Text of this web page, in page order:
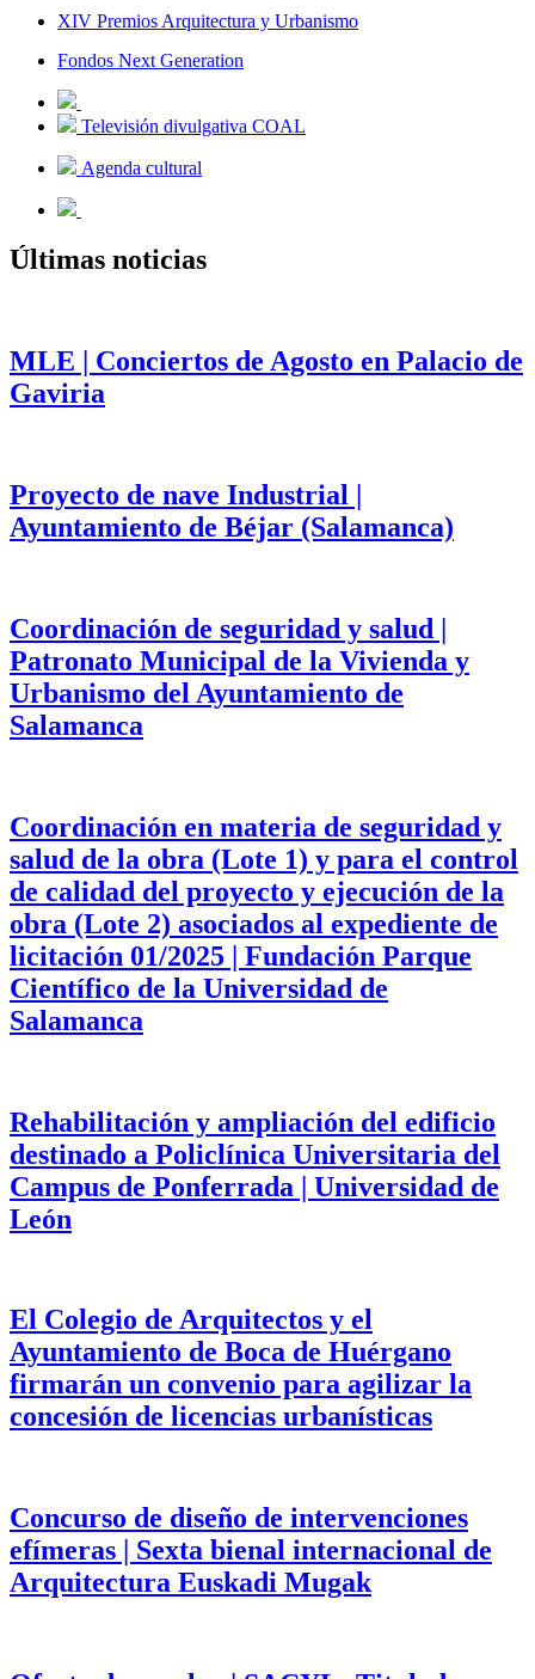
XIV Premios Arquitectura y Urbanismo
Fondos Next Generation
Televisión divulgativa COAL
Agenda cultural
Últimas noticias
MLE | Conciertos de Agosto en Palacio de
Gaviria
Proyecto de nave Industrial |
Ayuntamiento de Béjar (Salamanca)
Coordinación de seguridad y salud |
Patronato Municipal de la Vivienda y
Urbanismo del Ayuntamiento de
Salamanca
Coordinación en materia de seguridad y
salud de la obra (Lote 1) y para el control
de calidad del proyecto y ejecución de la
obra (Lote 2) asociados al expediente de
licitación 01/2025 | Fundación Parque
Científico de la Universidad de
Salamanca
Rehabilitación y ampliación del edificio
destinado a Policlínica Universitaria del
Campus de Ponferrada | Universidad de
León
El Colegio de Arquitectos y el
Ayuntamiento de Boca de Huérgano
firmarán un convenio para agilizar la
concesión de licencias urbanísticas
Concurso de diseño de intervenciones
efímeras | Sexta bienal internacional de
Arquitectura Euskadi Mugak